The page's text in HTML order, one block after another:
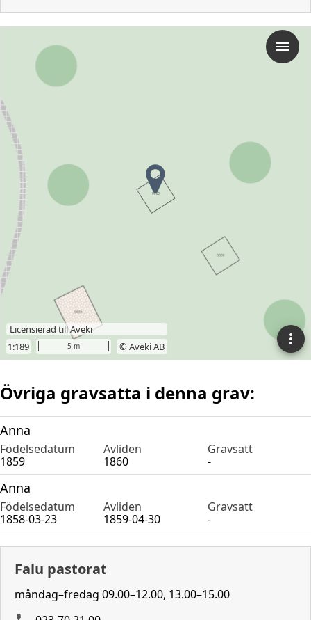
Övriga gravsatta i denna grav:
Anna
Födelsedatum Avliden
Gravsatt
1859
1860 -
Anna
Födelsedatum Avliden
Gravsatt
1858-03-23
1859-04-30 -
Falu pastorat
måndag–fredag 09.00–12.00, 13.00–15.00